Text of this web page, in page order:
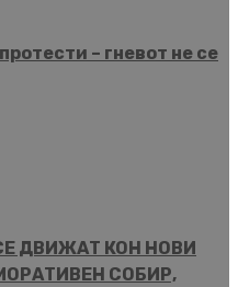
– гневот не се
ДВИЖАТ КОН НОВИ
СОБИР,